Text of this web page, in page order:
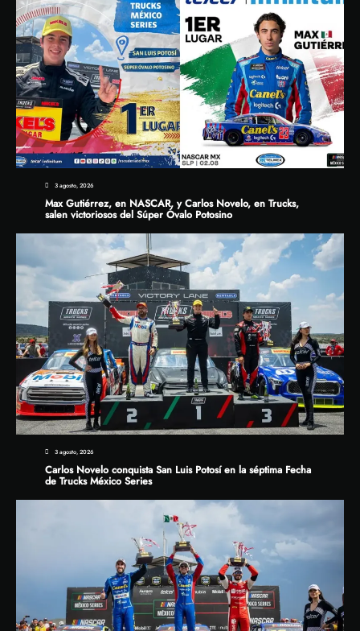
3 agosto, 2026
Max Gutiérrez, en NASCAR, y Carlos Novelo, en Trucks,
salen victoriosos del Súper Óvalo Potosino
3 agosto, 2026
Carlos Novelo conquista San Luis Potosí en la séptima Fecha
de Trucks México Series